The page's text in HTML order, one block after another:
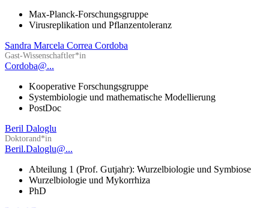
Max-Planck-Forschungsgruppe
Virusreplikation und Pflanzentoleranz
Sandra Marcela Correa Cordoba
Gast-Wissenschaftler*in
Cordoba@...
Kooperative Forschungsgruppe
Systembiologie und mathematische Modellierung
PostDoc
Beril Daloglu
Doktorand*in
Beril.Daloglu@...
Abteilung 1 (Prof. Gutjahr): Wurzelbiologie und Symbiose
Wurzelbiologie und Mykorrhiza
PhD